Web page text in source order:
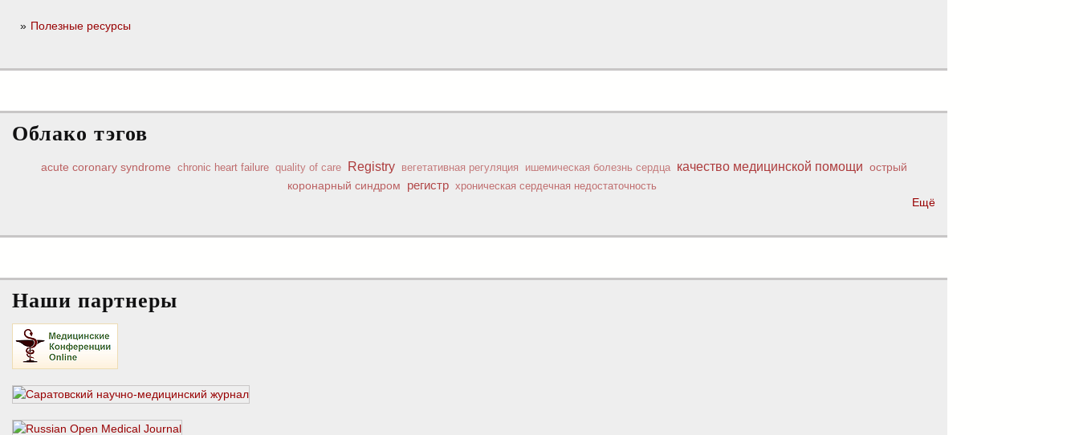
Полезные ресурсы
Облако тэгов
acute coronary syndrome chronic heart failure quality of care Registry вегетативная регуляция ишемическая болезнь сердца качество медицинской помощи острый
коронарный синдром
регистр хроническая сердечная недостаточность
Ещё
Наши партнеры